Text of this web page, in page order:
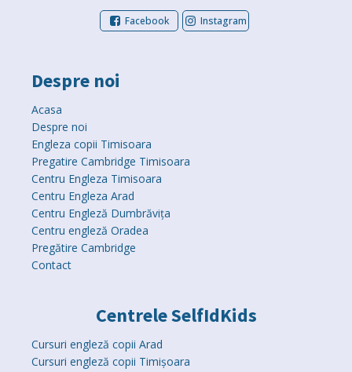
Facebook Instagram
Despre noi
Acasa
Despre noi
Engleza copii Timisoara
Pregatire Cambridge Timisoara
Centru Engleza Timisoara
Centru Engleza Arad
Centru Engleză Dumbrăvița
Centru engleză Oradea
Pregătire Cambridge
Contact
Centrele SelfIdKids
Cursuri engleză copii Arad
Cursuri engleză copii Timișoara